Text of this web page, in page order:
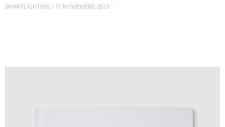
SMARTLIGHTING / 11 NOVIEMBRE, 2013